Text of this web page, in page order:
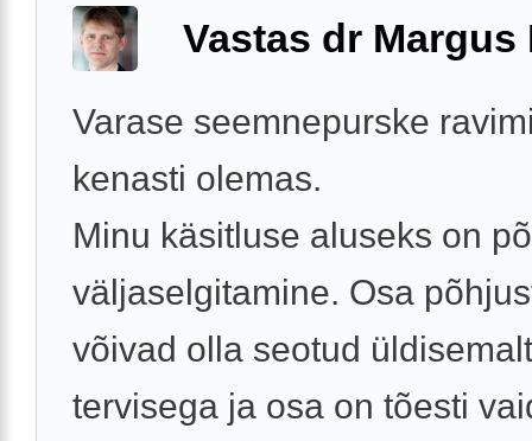
Vastas dr Margus
Varase seemnepurske
kenasti olemas.
Minu käsitluse aluseks on
väljaselgitamine. Osa
võivad olla seotud
tervisega ja osa on tõesti